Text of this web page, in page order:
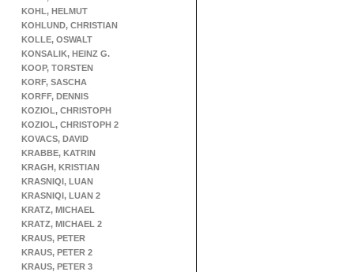
KOHL, HELMUT
KOHLUND, CHRISTIAN
KOLLE, OSWALT
KONSALIK, HEINZ G.
KOOP, TORSTEN
KORF, SASCHA
KORFF, DENNIS
KOZIOL, CHRISTOPH
KOZIOL, CHRISTOPH 2
KOVACS, DAVID
KRABBE, KATRIN
KRAGH, KRISTIAN
KRASNIQI, LUAN
KRASNIQI, LUAN 2
KRATZ, MICHAEL
KRATZ, MICHAEL 2
KRAUS, PETER
KRAUS, PETER 2
KRAUS, PETER 3